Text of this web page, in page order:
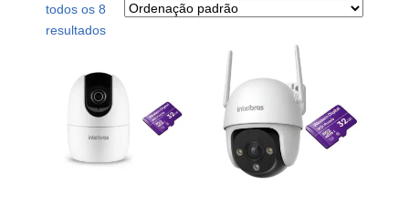
todos os 8
resultados